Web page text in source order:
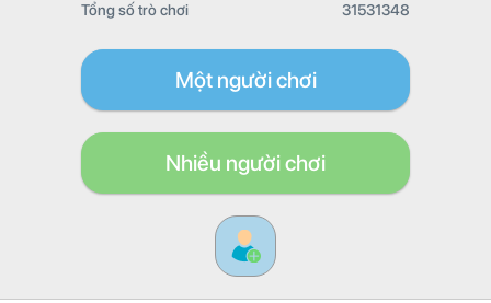
Tổng số trò chơi 31531348
Một người chơi
Nhiều người chơi